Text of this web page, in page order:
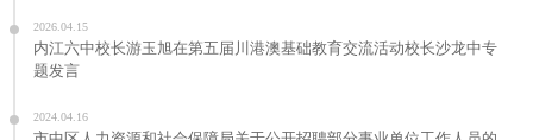
2026.04.15
内江六中校长游玉旭在第五届川港澳基础教育交流活动校长沙龙中专
题发言
2024.04.16